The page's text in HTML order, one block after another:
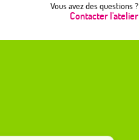
Vous avez des questions ?
Contacter l'atelier